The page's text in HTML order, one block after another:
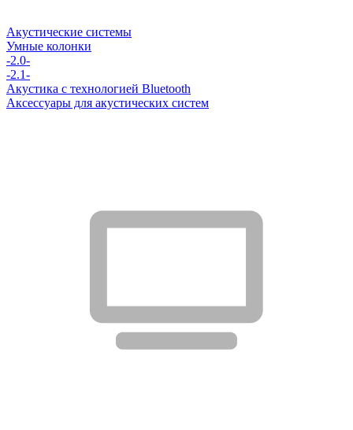
Акустические системы
Умные колонки
-2.0-
-2.1-
Акустика с технологией Bluetooth
Аксессуары для акустических систем